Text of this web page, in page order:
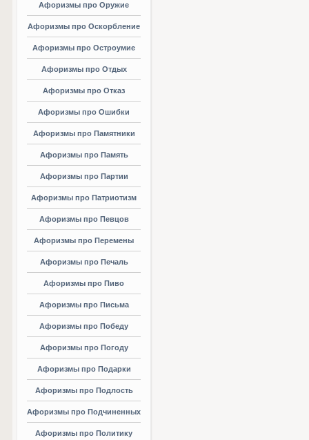
Афоризмы про Оружие
Афоризмы про Оскорбление
Афоризмы про Остроумие
Афоризмы про Отдых
Афоризмы про Отказ
Афоризмы про Ошибки
Афоризмы про Памятники
Афоризмы про Память
Афоризмы про Партии
Афоризмы про Патриотизм
Афоризмы про Певцов
Афоризмы про Перемены
Афоризмы про Печаль
Афоризмы про Пиво
Афоризмы про Письма
Афоризмы про Победу
Афоризмы про Погоду
Афоризмы про Подарки
Афоризмы про Подлость
Афоризмы про Подчиненных
Афоризмы про Политику